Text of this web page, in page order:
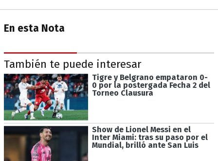
En esta Nota
También te puede interesar
Tigre y Belgrano empataron 0-
0 por la postergada Fecha 2 del
Torneo Clausura
Show de Lionel Messi en el
Inter Miami: tras su paso por el
Mundial, brilló ante San Luis